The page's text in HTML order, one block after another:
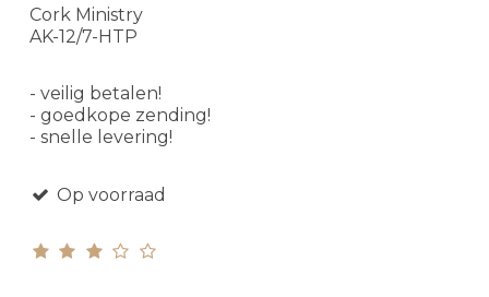
Cork Ministry
AK-12/7-HTP
- veilig betalen!
- goedkope zending!
- snelle levering!
Op voorraad